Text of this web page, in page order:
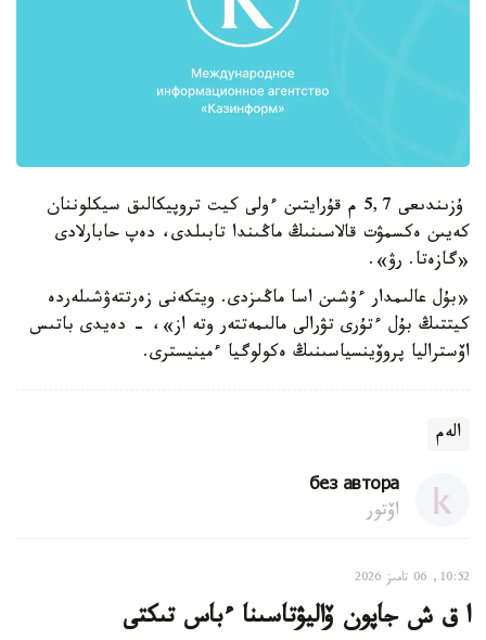
ۇزىندىعى 5,7 م قۇرايتىن ءولى كيت تروپيكالىق سيكلوننان
كەيىن ەكسمۋت قالاسىنىڭ ماڭىندا تابىلدى، دەپ حابارلادى
«گازەتا. رۋ».
«بۇل عالىمدار ءۇشىن اسا ماڭىزدى. ويتكەنى زەرتتەۋشىلەردە
كيتتىڭ بۇل ءتۇرى تۋرالى مالىمەتتەر وتە از»، - دەيدى باتىس
اۆستراليا پروۆينسياسىنىڭ ەكولوگيا ءمينيسترى.
الەم
без автора
اۆتور
10:52, 06 تامىز 2026
ا ق ش جاپون ۆاليۋتاسىنا ءباس تىكتى